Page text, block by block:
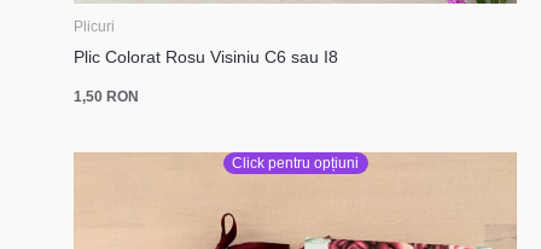
Plicuri
Plic Colorat Rosu Visiniu C6 sau I8
1,50RON
Click pentru opțiuni